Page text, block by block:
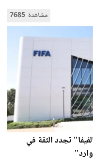
7685 مشاهدة
تجدد الثقة في